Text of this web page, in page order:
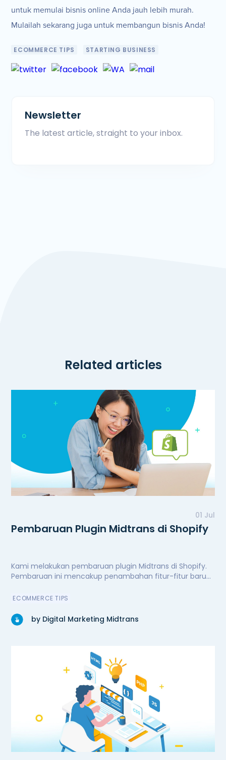
untuk memulai bisnis online Anda jauh lebih murah.
Mulailah sekarang juga untuk membangun bisnis Anda!
ECOMMERCE TIPS STARTING BUSINESS
Newsletter
The latest article, straight to your inbox.
Related articles
01 Jul
Pembaruan Plugin Midtrans di Shopify
Kami melakukan pembaruan plugin Midtrans di Shopify.
Pembaruan ini mencakup penambahan fitur-fitur baru
peningkatan performa secara signifikan, serta perbaikan
ECOMMERCE TIPS
by Digital Marketing Midtrans